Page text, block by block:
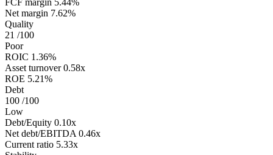
FCF margin 5.44%
Net margin 7.62%
Quality
21 /100
Poor
ROIC 1.36%
Asset turnover 0.58x
ROE 5.21%
Debt
100 /100
Low
Debt/Equity 0.10x
Net debt/EBITDA 0.46x
Current ratio 5.33x